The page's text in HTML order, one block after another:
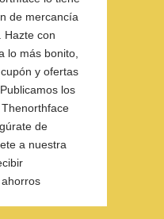
de mercancía
Hazte con
lo más bonito,
y ofertas
los
de
a nuestra